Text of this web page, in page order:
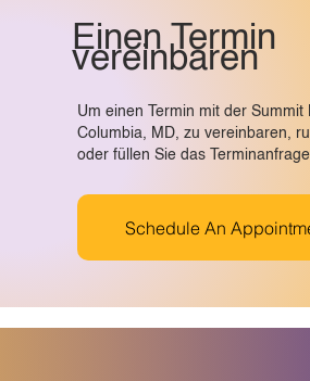
Einen Termin
vereinbaren
Um einen Termin mit der Summit
Columbia, MD, zu vereinbaren,
oder füllen Sie das
Schedule An